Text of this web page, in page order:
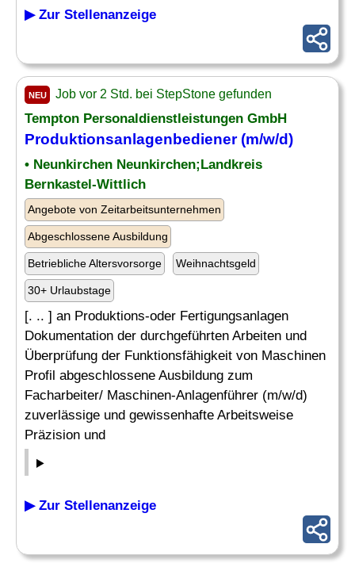
▶ Zur Stellenanzeige
NEU Job vor 2 Std. bei StepStone gefunden
Tempton Personaldienstleistungen GmbH
Produktionsanlagenbediener (m/w/d)
• Neunkirchen Neunkirchen;Landkreis
Bernkastel-Wittlich
Angebote von Zeitarbeitsunternehmen
Abgeschlossene Ausbildung
Betriebliche Altersvorsorge Weihnachtsgeld
30+ Urlaubstage
[. .. ] an Produktions-oder Fertigungsanlagen
Dokumentation der durchgeführten Arbeiten und
Überprüfung der Funktionsfähigkeit von Maschinen
Profil abgeschlossene Ausbildung zum
Facharbeiter/ Maschinen-Anlagenführer (m/w/d)
zuverlässige und gewissenhafte Arbeitsweise
Präzision und
▶ Zur Stellenanzeige